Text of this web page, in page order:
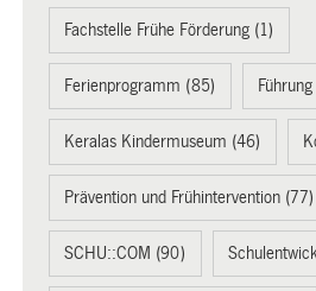
Fachstelle Frühe Förderung (1)
Ferienprogramm (85)
Keralas Kindermuseum (46)
Prävention und Frühintervention (77)
SCHU::COM (90)